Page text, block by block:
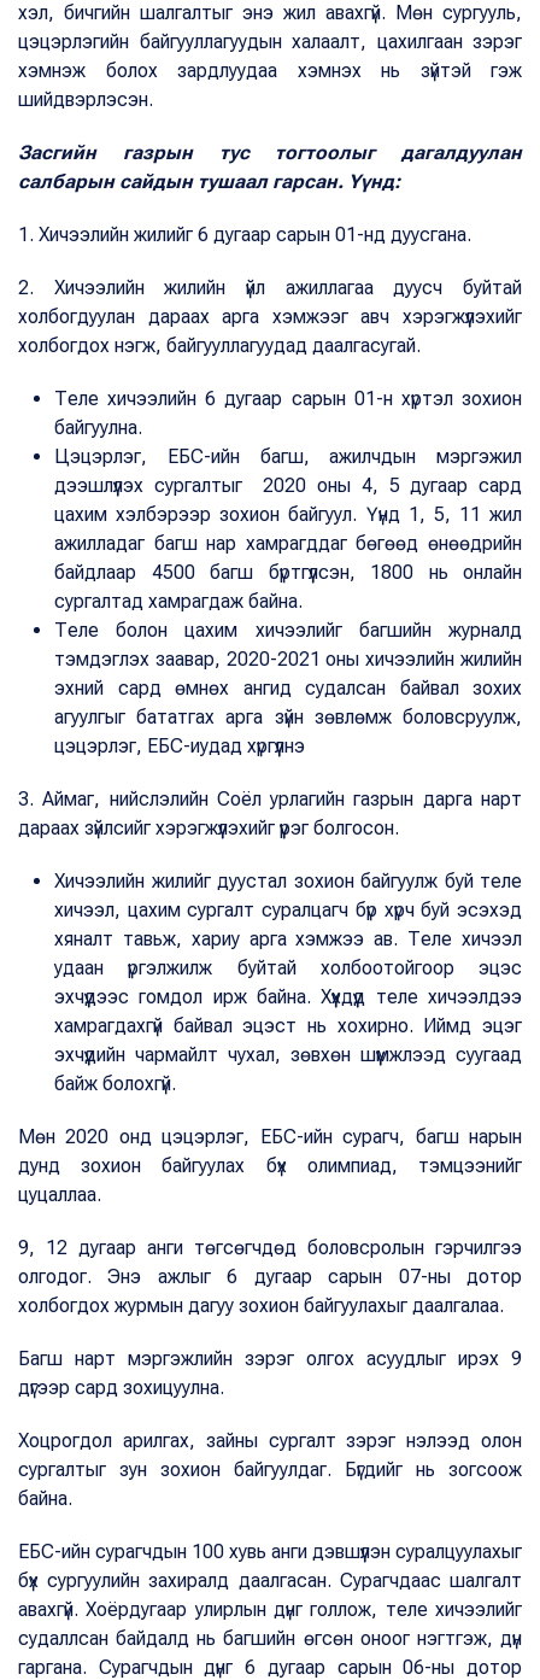
хэл, бичгийн шалгалтыг энэ жил авахгүй. Мөн сургууль,
цэцэрлэгийн байгууллагуудын халаалт, цахилгаан зэрэг
хэмнэж болох зардлуудаа хэмнэх нь зүйтэй гэж
шийдвэрлэсэн.
Засгийн газрын тус тогтоолыг дагалдуулан
салбарын сайдын тушаал гарсан. Үүнд:
1. Хичээлийн жилийг 6 дугаар сарын 01-нд дуусгана.
2. Хичээлийн жилийн үйл ажиллагаа дуусч буйтай
холбогдуулан дараах арга хэмжээг авч хэрэгжүүлэхийг
холбогдох нэгж, байгууллагуудад даалгасугай.
Теле хичээлийн 6 дугаар сарын 01-н хүртэл зохион
байгуулна.
Цэцэрлэг, ЕБС-ийн багш, ажилчдын мэргэжил
дээшлүүлэх сургалтыг 2020 оны 4, 5 дугаар сард
цахим хэлбэрээр зохион байгуул. Үүнд 1, 5, 11 жил
ажилладаг багш нар хамрагддаг бөгөөд өнөөдрийн
байдлаар 4500 багш бүртгүүлсэн, 1800 нь онлайн
сургалтад хамрагдаж байна.
Теле болон цахим хичээлийг багшийн журналд
тэмдэглэх заавар, 2020-2021 оны хичээлийн жилийн
эхний сард өмнөх ангид судалсан байвал зохих
агуулгыг бататгах арга зүйн зөвлөмж боловсруулж,
цэцэрлэг, ЕБС-иудад хүргүүлнэ
3. Аймаг, нийслэлийн Соёл урлагийн газрын дарга нарт
дараах зүйлсийг хэрэгжүүлэхийг үүрэг болгосон.
Хичээлийн жилийг дуустал зохион байгуулж буй теле
хичээл, цахим сургалт суралцагч бүр хүрч буй эсэхэд
хяналт тавьж, хариу арга хэмжээ ав. Теле хичээл
удаан үргэлжилж буйтай холбоотойгоор эцэс
эхчүүдээс гомдол ирж байна. Хүүхдүүд теле хичээлдээ
хамрагдахгүй байвал эцэст нь хохирно. Иймд эцэг
эхчүүдийн чармайлт чухал, зөвхөн шүүмжлээд суугаад
байж болохгүй.
Мөн 2020 онд цэцэрлэг, ЕБС-ийн сурагч, багш нарын
дунд зохион байгуулах бүх олимпиад, тэмцээнийг
цуцаллаа.
9, 12 дугаар анги төгсөгчдөд боловсролын гэрчилгээ
олгодог. Энэ ажлыг 6 дугаар сарын 07-ны дотор
холбогдох журмын дагуу зохион байгуулахыг даалгалаа.
Багш нарт мэргэжлийн зэрэг олгох асуудлыг ирэх 9
дүгээр сард зохицуулна.
Хоцрогдол арилгах, зайны сургалт зэрэг нэлээд олон
сургалтыг зун зохион байгуулдаг. Бүгдийг нь зогсоож
байна.
ЕБС-ийн сурагчдын 100 хувь анги дэвшүүлэн суралцуулахыг
бүх сургуулийн захиралд даалгасан. Сурагчдаас шалгалт
авахгүй. Хоёрдугаар улирлын дүнг голлож, теле хичээлийг
судаллсан байдалд нь багшийн өгсөн оноог нэгтгэж, дүн
гаргана. Сурагчдын дүнг 6 дугаар сарын 06-ны дотор